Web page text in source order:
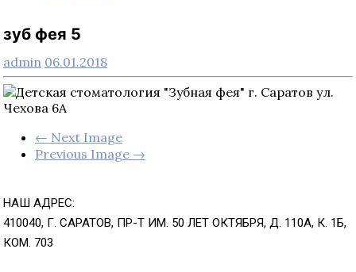
зуб фея 5
admin 06.01.2018
← Next Image
Previous Image →
НАШ АДРЕС:
410040, Г. САРАТОВ, ПР-Т ИМ. 50 ЛЕТ ОКТЯБРЯ, Д. 110А, К. 1Б,
КОМ. 703